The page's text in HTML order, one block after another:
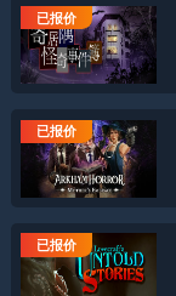
已报价
已报价
已报价